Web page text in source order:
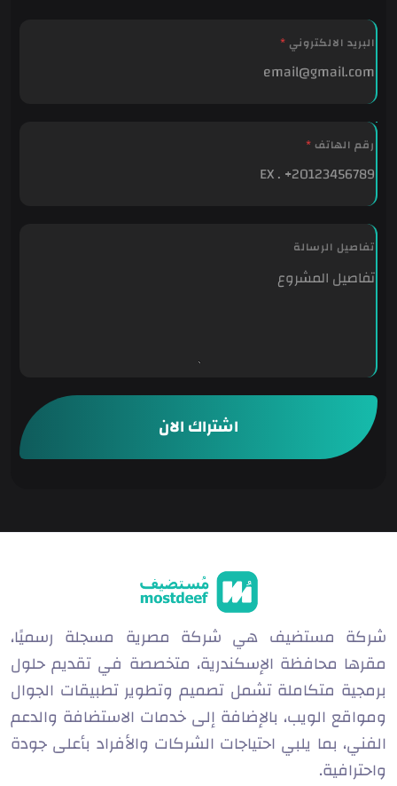
البريد الالكتروني *
ا
ل
ه
ت
ف
ا
ل
ا
ر
ي
رقم الهاتف *
تفاصيل الرسالة
اشتراك الان
شركة مستضيف هي شركة مصرية مسجلة رسميًا،
مقرها محافظة الإسكندرية، متخصصة في تقديم حلول
برمجية متكاملة تشمل تصميم وتطوير تطبيقات الجوال
ومواقع الويب، بالإضافة إلى خدمات الاستضافة والدعم
الفني، بما يلبي احتياجات الشركات والأفراد بأعلى جودة
واحترافية.